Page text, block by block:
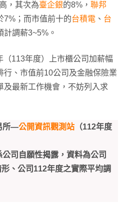
，其次為臺企銀的8%， 聯邦
7%；而市值前十的台積電 、 台
計調薪3~5%。
（113年度）上市櫃公司加薪幅
行、市值前10公司及金融保險業
及最新工作機會，不妨列入求
所—公開資訊觀測站 （112年度
司自願性揭露，資料為公司
、公司112年度之實際平均調